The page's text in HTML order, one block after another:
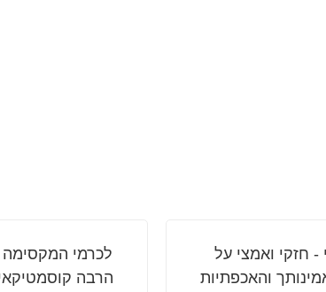
- חזקי ואמצי על
והאכפתיות
לכרמי
הרבה